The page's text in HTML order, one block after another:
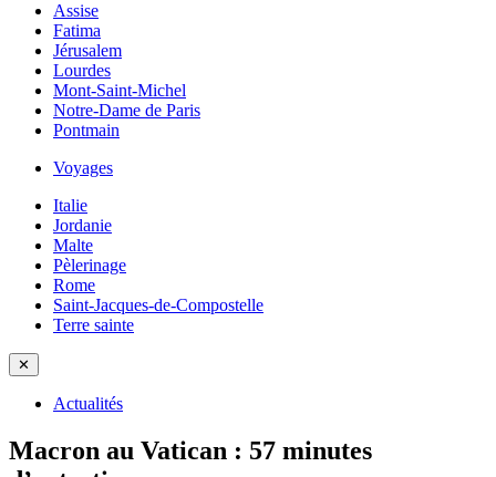
Assise
Fatima
Jérusalem
Lourdes
Mont-Saint-Michel
Notre-Dame de Paris
Pontmain
Voyages
Italie
Jordanie
Malte
Pèlerinage
Rome
Saint-Jacques-de-Compostelle
Terre sainte
✕
Actualités
Macron au Vatican : 57 minutes